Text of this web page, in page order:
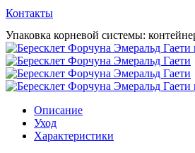
Контакты
Упаковка корневой системы:
Описание
Уход
Характеристики